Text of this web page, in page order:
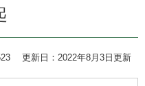
更新日：2022年8月3日更新